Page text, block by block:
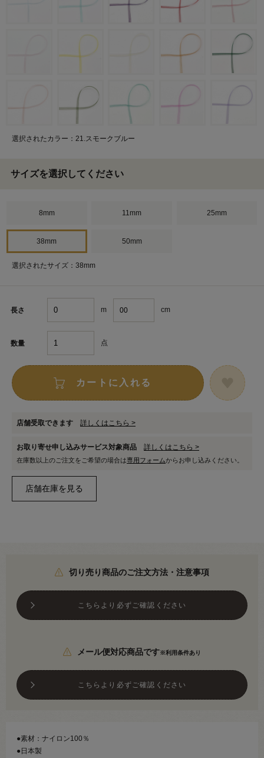
選択されたカラー：21.スモークブルー
サイズを選択してください
8mm 11mm 25mm
38mm 50mm
選択されたサイズ：38mm
長さ m cm
数量 点
カートに入れる
店舗受取できます 詳しくはこちら >
お取り寄せ申し込みサービス対象商品 詳しくはこちら >
在庫数以上のご注文をご希望の場合は専用フォームからお申し込みください。
切り売り商品のご注文方法・注意事項
こちらより必ずご確認ください
メール便対応商品です※利用条件あり
こちらより必ずご確認ください
●素材：ナイロン100％
●日本製